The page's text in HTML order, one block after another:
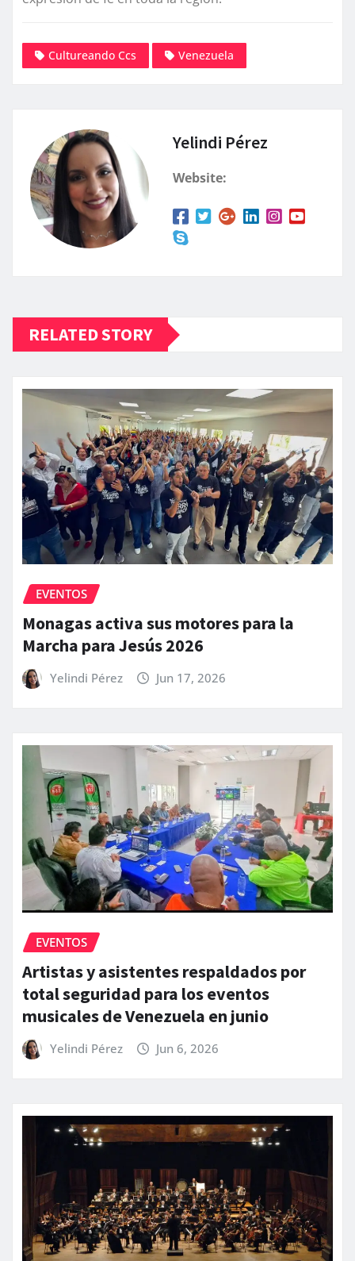
Cultureando Ccs Venezuela
Yelindi Pérez
Website:
RELATED STORY
EVENTOS
Monagas activa sus motores para la
Marcha para Jesús 2026
Yelindi Pérez Jun 17, 2026
EVENTOS
Artistas y asistentes respaldados por
total seguridad para los eventos
musicales de Venezuela en junio
Yelindi Pérez Jun 6, 2026